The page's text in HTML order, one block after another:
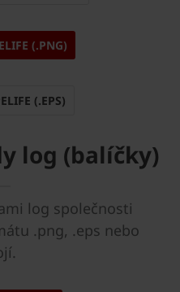
(.PNG)
(.EPS)
log (balíčky)
log společnosti
.png, .eps nebo